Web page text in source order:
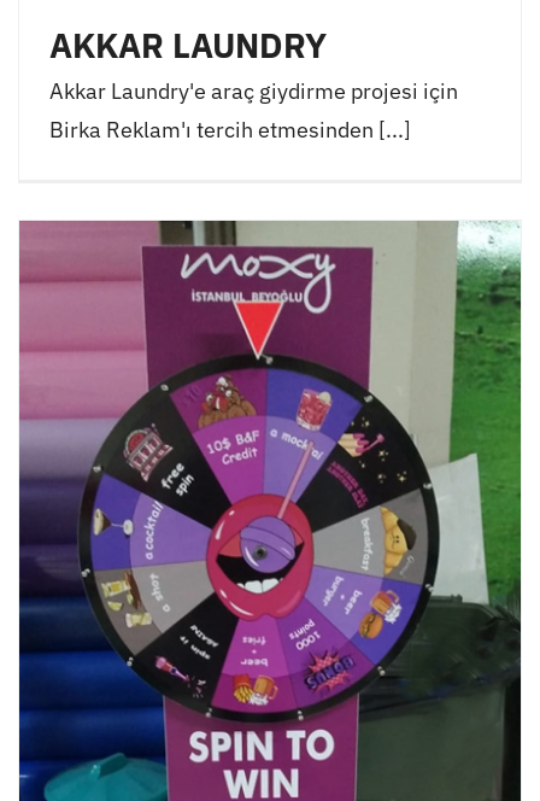
AKKAR LAUNDRY
Akkar Laundry'e araç giydirme projesi için
Birka Reklam'ı tercih etmesinden [...]